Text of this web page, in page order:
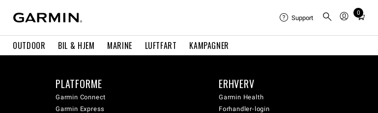
OUTDOOR BIL & HJEM MARINE LUFTFART KAMPAGNER
Support
0
Total
cart:
PLATFORME
Garmin Connect
Garmin Express
ERHVERV
Garmin Health
Forhandler-login